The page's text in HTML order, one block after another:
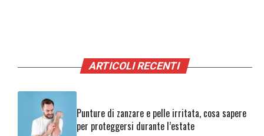
ARTICOLI RECENTI
Punture di zanzare e pelle irritata, cosa sapere
per proteggersi durante l’estate